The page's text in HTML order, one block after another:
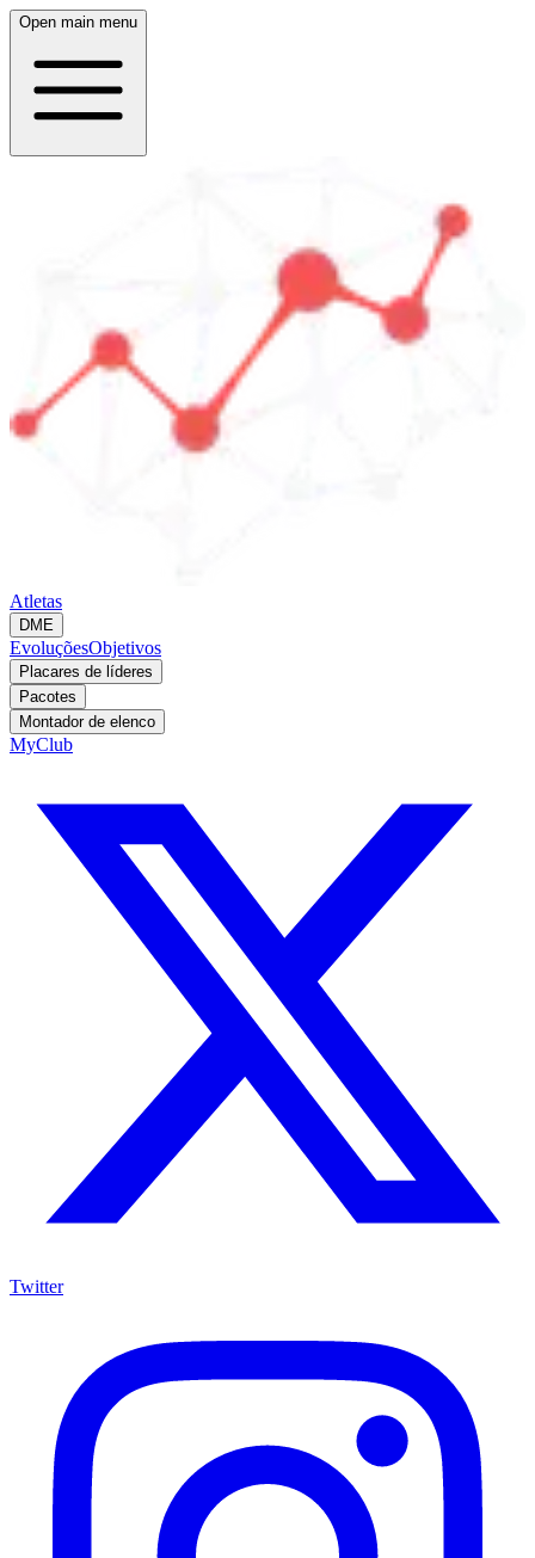
Open main menu
Atletas
DME
EvoluçõesObjetivos
Placares de líderes
Pacotes
Montador de elenco
MyClub
Twitter